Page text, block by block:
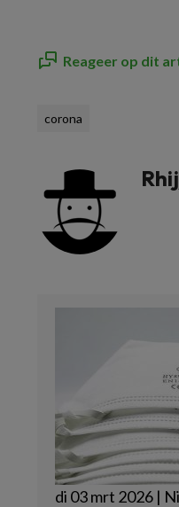
Reageer op dit
corona
di 03 mrt 2026 |